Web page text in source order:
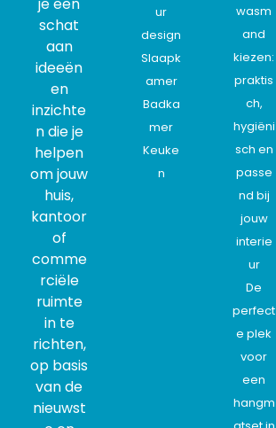
schat
aan
ideeën
en
inzichte
n die je
helpen
om jouw
huis,
kantoor
of
comme
rciële
ruimte
in te
richten,
op basis
van de
nieuwst
ur
design
Slaapk
amer
Badka
mer
Keuke
n
wasm
and
kiezen:
praktis
ch,
hygiëni
sch en
passe
nd bij
jouw
interie
ur
De
perfect
e plek
voor
een
hangm